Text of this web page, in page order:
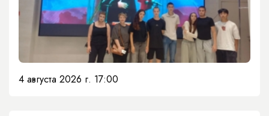
4 августа 2026 г. 17:00